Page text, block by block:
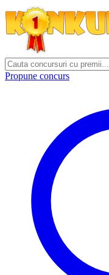
Propune concurs